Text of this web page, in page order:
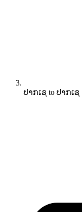
ປາກເຊ to ປາກເຊ